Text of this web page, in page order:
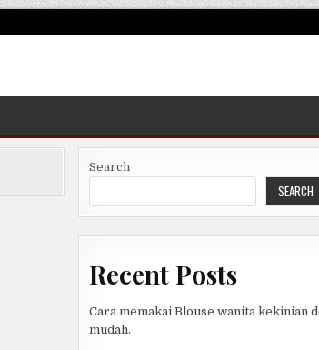
Search
SEARCH
Recent Posts
Cara memakai Blouse wanita kekinian
mudah.